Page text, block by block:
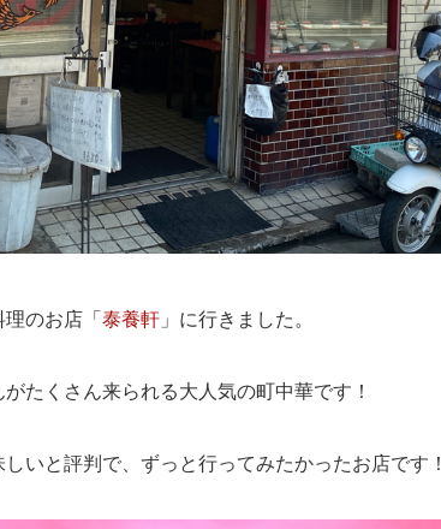
のお店「 泰養軒 」に行きました。
たくさん来られる大人気の町中華です！
いと評判で、ずっと行ってみたかったお店です！